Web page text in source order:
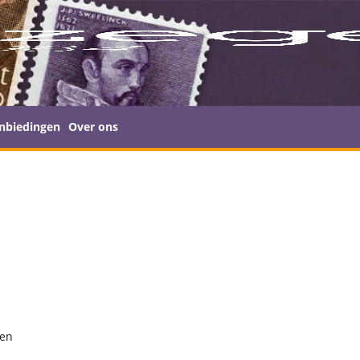
Over ons